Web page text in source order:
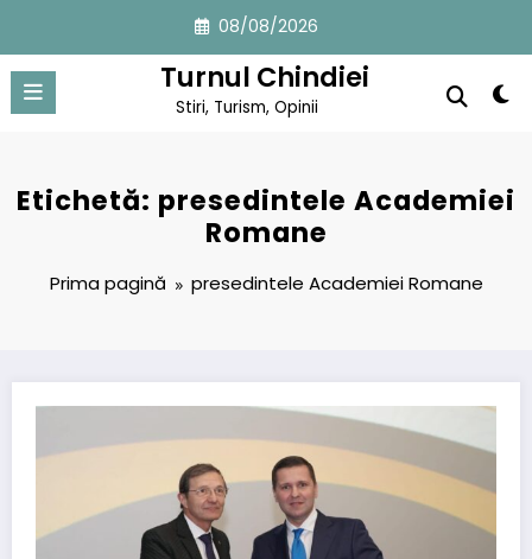
conținut
08/08/2026
Turnul Chindiei
Stiri, Turism, Opinii
Etichetă: presedintele Academiei
Romane
Prima pagină presedintele Academiei Romane